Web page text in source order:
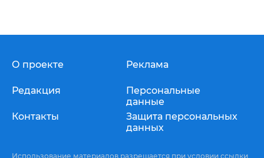
О проекте
Редакция
Контакты
Реклама
Персональные
данные
Защита персональных
данных
Использование материалов разрешается при условии ссылки